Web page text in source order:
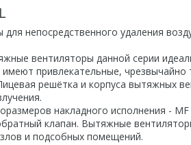
для непосредственного удаления
вентиляторы данной серии
привлекательные, чрезвычайно
решётка и корпуса вытяжных
накладного исполнения -
клапан. Вытяжные
и подсобных помещений.